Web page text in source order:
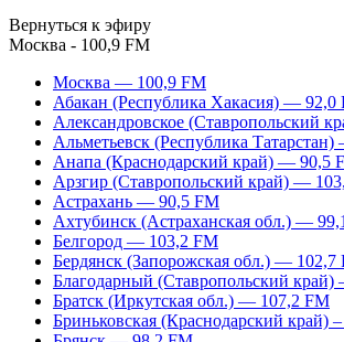
Вернуться к эфиру
Москва - 100,9 FM
Москва — 100,9 FM
Абакан (Республика Хакасия) — 92,0
Александровское (Ставропольский
Альметьевск (Республика
Анапа (Краснодарский край) — 90,5
Арзгир (Ставропольский край) —
Астрахань — 90,5 FM
Ахтубинск (Астраханская обл.) —
Белгород — 103,2 FM
Бердянск (Запорожская обл.) — 102,7
Благодарный (Ставропольский
Братск (Иркутская обл.) — 107,2 FM
Бриньковская (Краснодарский край)